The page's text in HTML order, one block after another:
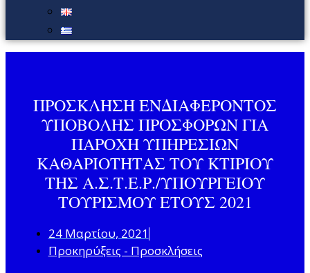
ΠΡΟΣΚΛΗΣΗ ΕΝΔΙΑΦΕΡΟΝΤΟΣ
ΥΠΟΒΟΛΗΣ ΠΡΟΣΦΟΡΩΝ ΓΙΑ
ΠΑΡΟΧΗ ΥΠΗΡΕΣΙΩΝ
ΚΑΘΑΡΙΟΤΗΤΑΣ ΤΟΥ ΚΤΙΡΙΟΥ
ΤΗΣ Α.Σ.Τ.Ε.Ρ./ΥΠΟΥΡΓΕΙΟΥ
ΤΟΥΡΙΣΜΟΥ ΕΤΟΥΣ 2021
24 Μαρτίου, 2021
Προκηρύξεις - Προσκλήσεις